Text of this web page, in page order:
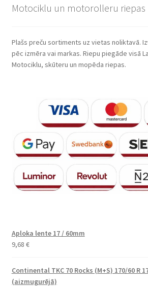
Motociklu un motorolleru riepas
Plašs preču sortiments uz vietas noliktavā.
pēc izmēra vai markas. Riepu piegāde visā
Motociklu, skūteru un mopēda riepas.
Aploka lente 17 / 60mm
9,68 €
Continental TKC 70 Rocks (M+S) 170/60 R
(aizmugurējā)